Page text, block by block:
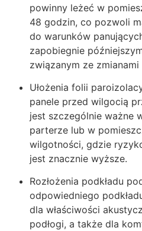
powinny leżeć w
48 godzin, co pozwoli
do warunków
zapobiegnie
związanym ze
Ułożenia folii
panele przed wilgocią
jest szczególnie ważne
parterze lub w
wilgotności, gdzie
jest znacznie wyższe.
Rozłożenia podkładu
odpowiedniego
dla właściwości
podłogi, a także dla